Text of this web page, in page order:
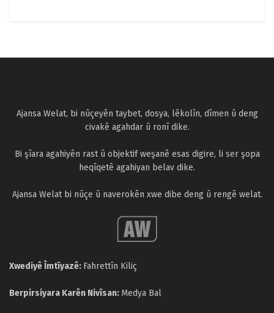
Ajansa Welat, bi nûçeyên taybet, dosya, lêkolîn, dîmen û deng
civakê agahdar û ronî dike.
Bi şîara agahiyên rast û objektif weşanê esas digire, li ser şopa
heqîqetê agahiyan belav dike.
Ajansa Welat bi nûçe û naverokên xwe dibe deng û rengê welat.
Xwediyê Îmtîyazê: Fahrettîn Kiliç
Berpirsiyara Karên Nivîsan: Medya Bal